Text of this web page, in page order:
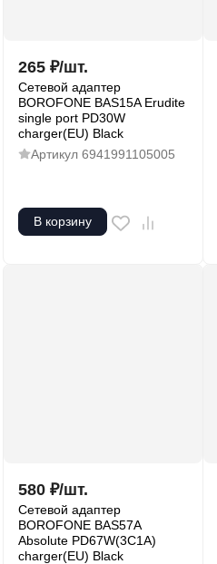
265 ₽/шт.
Сетевой адаптер
BOROFONE BAS15A Erudite
single port PD30W
charger(EU) Black
Артикул 6941991105005
В корзину
580 ₽/шт.
Сетевой адаптер
BOROFONE BAS57A
Absolute PD67W(3C1A)
charger(EU) Black